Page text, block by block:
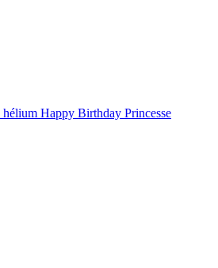
Happy Birthday Princesse